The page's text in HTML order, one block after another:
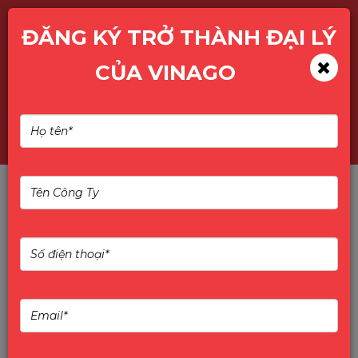
ĐĂNG KÝ TRỞ THÀNH ĐẠI LÝ
CỦA VINAGO